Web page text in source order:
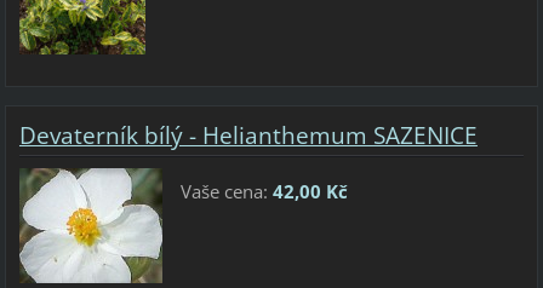
Devaterník bílý - Helianthemum SAZENICE
Vaše cena: 42,00 Kč